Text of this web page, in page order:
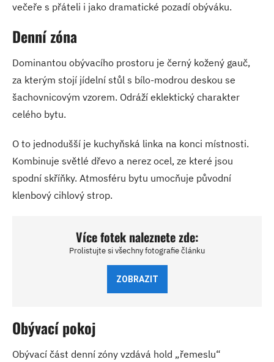
večeře s přáteli i jako dramatické pozadí obýváku.
Denní zóna
Dominantou obývacího prostoru je černý kožený gauč,
za kterým stojí jídelní stůl s bílo-modrou deskou se
šachovnicovým vzorem. Odráží eklektický charakter
celého bytu.
O to jednodušší je kuchyňská linka na konci místnosti.
Kombinuje světlé dřevo a nerez ocel, ze které jsou
spodní skříňky. Atmosféru bytu umocňuje původní
klenbový cihlový strop.
Více fotek naleznete zde:
Prolistujte si všechny fotografie článku
ZOBRAZIT
Obývací pokoj
Obývací část denní zóny vzdává hold „řemeslu“